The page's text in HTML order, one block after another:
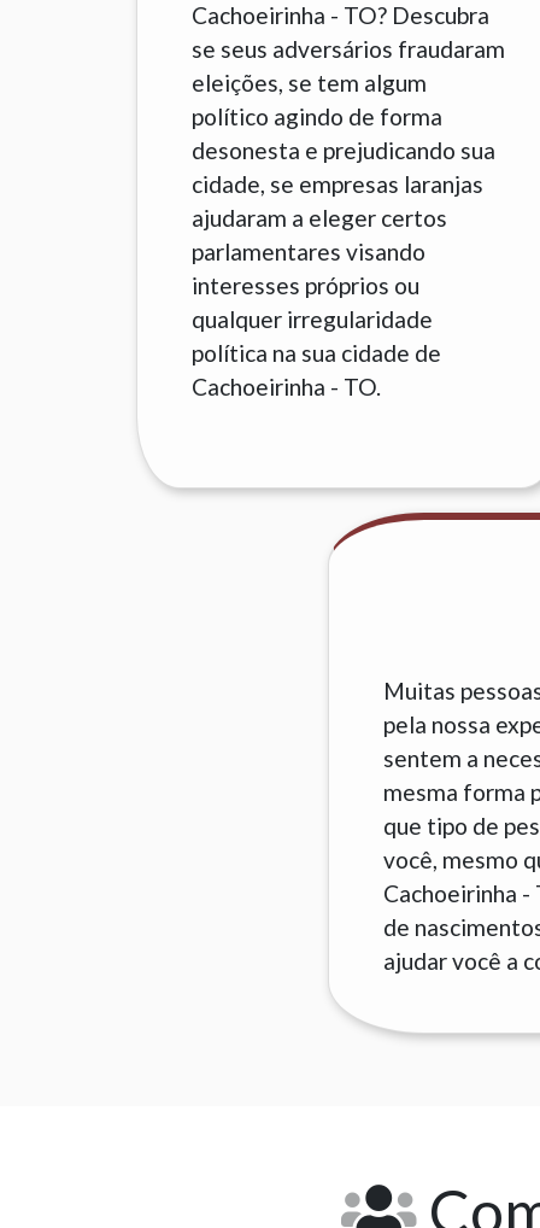
Cachoeirinha - TO? Descubra
se seus adversários fraudaram
eleições, se tem algum
político agindo de forma
desonesta e prejudicando sua
cidade, se empresas laranjas
ajudaram a eleger certos
parlamentares visando
interesses próprios ou
qualquer irregularidade
política na sua cidade de
Cachoeirinha - TO.
Muitas
pela nossa
sentem a
mesma forma
que tipo de
você, mesmo
Cachoeirinha -
de
ajudar você a